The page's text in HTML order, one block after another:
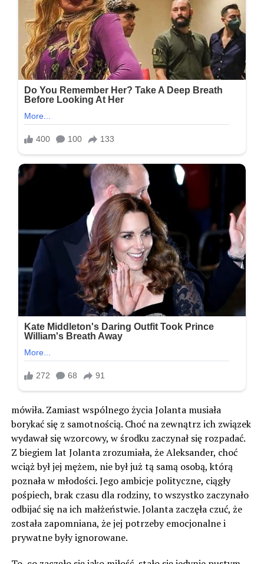
mówiła. Zamiast wspólnego życia Jolanta musiała
borykać się z samotnością. Choć na zewnątrz ich związek
wydawał się wzorcowy, w środku zaczynał się rozpadać.
Z biegiem lat Jolanta zrozumiała, że Aleksander, choć
wciąż był jej mężem, nie był już tą samą osobą, którą
poznała w młodości. Jego ambicje polityczne, ciągły
pośpiech, brak czasu dla rodziny, to wszystko zaczynało
odbijać się na ich małżeństwie. Jolanta zaczęła czuć, że
została zapomniana, że jej potrzeby emocjonalne i
prywatne były ignorowane.